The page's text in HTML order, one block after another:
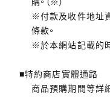
購。（※）
※付款及收件地址
條款。
※於本網站記載的
■特約商店實體通路
商品預購期間等詳